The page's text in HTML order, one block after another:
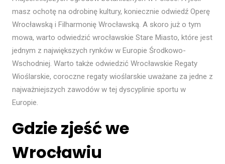
masz ochotę na odrobinę kultury, koniecznie odwiedź Operę
Wrocławską i Filharmonię Wrocławską. A skoro już o tym
mowa, warto odwiedzić wrocławskie Stare Miasto, które jest
jednym z największych rynków w Europie Środkowo-
Wschodniej. Warto także odwiedzić Wrocławskie Regaty
Wioślarskie, coroczne regaty wioślarskie uważane za jedne z
najważniejszych zawodów w tej dyscyplinie sportu w
Europie.
Gdzie zjeść we
Wrocławiu